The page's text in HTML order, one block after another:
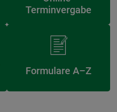
Terminvergabe
Formulare A–Z